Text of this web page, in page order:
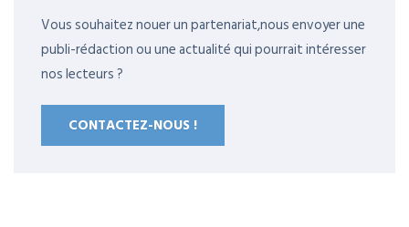
Vous souhaitez nouer un partenariat,nous envoyer une
publi-rédaction ou une actualité qui pourrait intéresser
nos lecteurs ?
CONTACTEZ-NOUS !